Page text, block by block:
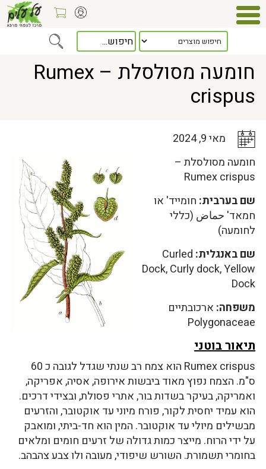
כלל המאמרים> חומעה מסולסלת – Rumex crispus
חומעה מסולסלת – Rumex
crispus
מאי 9, 2024
חומעה מסולסלת –
Rumex crispus
שם בערבית: חומייד' או
חמאד' حماض (כללי
לחומעה)
שם באנגלית: Curled
Dock, Curly dock, Yellow
Dock
משפחה: ארכובתיים
Polygonaceae
תיאור בוטני
Rumex crispus הוא צמח רב שנתי שגדל לגובה כ 60
ס"מ. הצמח נפוץ מאוד ביבשות אירופה, אסיה, אפריקה,
ואמריקה, בעיקר בשדות בור, אתרי פסולת, ובצידי דרכים.
הוא עמיד יחסית לקור, פורח מיוני עד אוקטובר, והזרעים
מבשילים מיולי עד אוקטובר. המין הוא חד-ביתי, ומואבק
על ידי הרוח. מייצר כמות גדולה של זרעים חומים ומלאים
בחומרי תשמורת. השורש שיפודי, מעובה ולו צבע צהבהב.